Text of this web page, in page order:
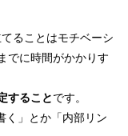
ることはモチベーシ
でに時間がかかりす
することです。
く」とか「内部リン